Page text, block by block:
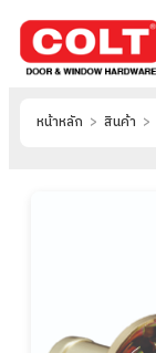
หน้าหลัก > สินค้า >